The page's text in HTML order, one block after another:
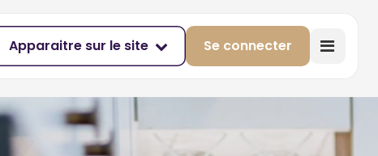
Apparaitre sur le site Se connecter